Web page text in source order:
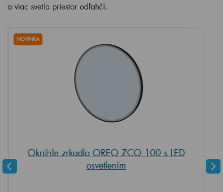
a viac svetla priestor odľahčí.
NOVINKA
Okrúhle zrkadlo OREO ZCO 100 s LED
osvetlením